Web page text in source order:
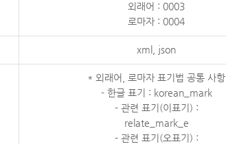
외래어 : 0003
로마자 : 0004
xml, json
* 외래어, 로마자 표기법 공통 사항
- 한글 표기 : korean_mark
- 관련 표기(이표기) :
relate_mark_e
- 관련 표기(오표기) :